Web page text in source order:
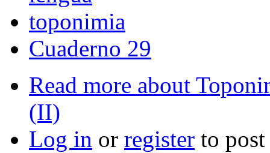
toponimia
Cuaderno 29
Read more about
(II)
Log in or register to